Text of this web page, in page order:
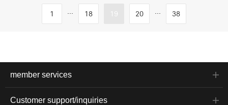
1 ... 18 19 20 ... 38
member services
Customer support/inquiries